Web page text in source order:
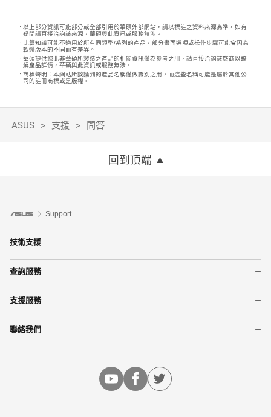
以上部分資訊可能部分或全部引用於華碩外部網站，請以標註之資料來源為準，如有
疑問請直接洽詢該來源，華碩與此資訊或服務無涉。
此篇知識可能不適用於所有同類型/系列的產品，部分畫面選項或操作步驟可能會因為
軟體版本的不同而有差異。
華碩提供您此非華碩所製造之產品的相關資訊僅為參考之用，請直接洽詢該廠商以瞭
解產品詳情，華碩與此資訊或服務無涉。
商標聲明：本網站所談論到的產品名稱僅做識別之用，而這些名稱可能是屬於其他公
司的註冊商標或是版權。
ASUS 支援 問答
回到頂端
Support
技術支援
智慧手機
筆記型電腦
網通產品
主機板
顯示卡
桌上型電腦
更多產品
查詢服務
查詢產品保固
查詢維修進度
查詢服務據點
華碩產品保固資訊
支援服務
預約手機維修
華碩產品快遞送修服務
線上自助申請報修
聯絡我們
聯絡我們